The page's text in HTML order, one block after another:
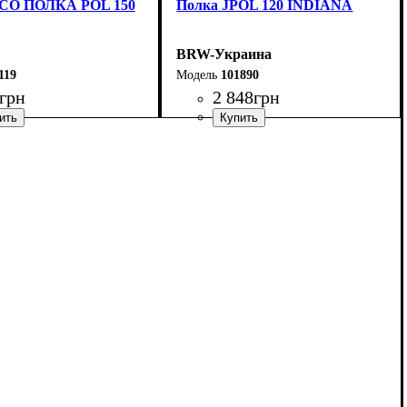
ПОЛКА POL 150 Полка JPOL 120 INDIANA
BRW-Украина
101890
2 848грн